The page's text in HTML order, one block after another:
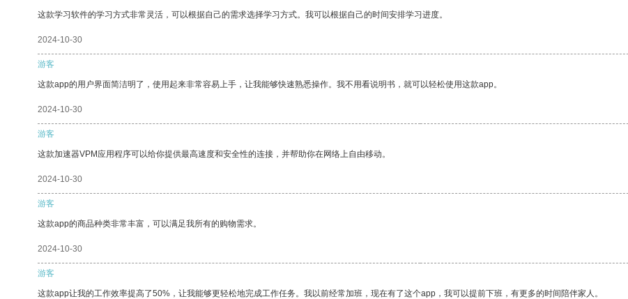
这款学习软件的学习方式非常灵活，可以根据自己的需求选择学习方式。我可以根据自己的时间安排学习进度。
2024-10-30
游客
这款app的用户界面简洁明了，使用起来非常容易上手，让我能够快速熟悉操作。我不用看说明书，就可以轻松使用这款app。
2024-10-30
游客
这款加速器VPM应用程序可以给你提供最高速度和安全性的连接，并帮助你在网络上自由移动。
2024-10-30
游客
这款app的商品种类非常丰富，可以满足我所有的购物需求。
2024-10-30
游客
这款app让我的工作效率提高了50%，让我能够更轻松地完成工作任务。我以前经常加班，现在有了这个app，我可以提前下班，有更多的时间陪伴家人。